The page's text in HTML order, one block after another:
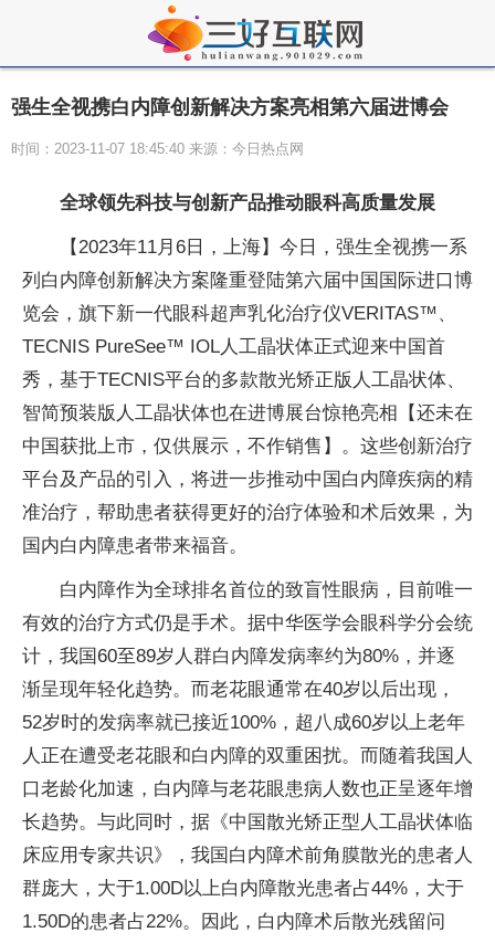
强生全视携白内障创新解决方案亮相第六届进博会
时间：2023-11-07 18:45:40 来源：今日热点网
全球领先科技与创新产品推动眼科高质量发展
【2023年11月6日，上海】今日，强生全视携一系
列白内障创新解决方案隆重登陆第六届中国国际进口博
览会，旗下新一代眼科超声乳化治疗仪VERITAS™、
TECNIS PureSee™ IOL人工晶状体正式迎来中国首
秀，基于TECNIS平台的多款散光矫正版人工晶状体、
智简预装版人工晶状体也在进博展台惊艳亮相【还未在
中国获批上市，仅供展示，不作销售】。这些创新治疗
平台及产品的引入，将进一步推动中国白内障疾病的精
准治疗，帮助患者获得更好的治疗体验和术后效果，为
国内白内障患者带来福音。
白内障作为全球排名首位的致盲性眼病，目前唯一
有效的治疗方式仍是手术。据中华医学会眼科学分会统
计，我国60至89岁人群白内障发病率约为80%，并逐
渐呈现年轻化趋势。而老花眼通常在40岁以后出现，
52岁时的发病率就已接近100%，超八成60岁以上老年
人正在遭受老花眼和白内障的双重困扰。而随着我国人
口老龄化加速，白内障与老花眼患病人数也正呈逐年增
长趋势。与此同时，据《中国散光矫正型人工晶状体临
床应用专家共识》，我国白内障术前角膜散光的患者人
群庞大，大于1.00D以上白内障散光患者占44%，大于
1.50D的患者占22%。因此，白内障术后散光残留问